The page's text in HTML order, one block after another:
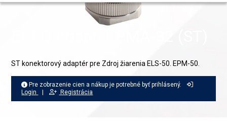
ST konektorový adaptér pre Zdroj žiarenia ELS-50. EPM-50.
Pre zobrazenie cien a nákup je potrebné byť prihlásený.
Login
Registrácia